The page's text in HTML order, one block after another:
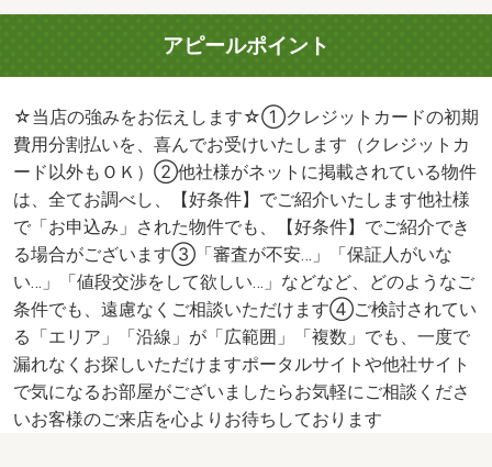
アピールポイント
☆当店の強みをお伝えします☆①クレジットカードの初期
費用分割払いを、喜んでお受けいたします（クレジットカ
ード以外もＯＫ）②他社様がネットに掲載されている物件
は、全てお調べし、【好条件】でご紹介いたします他社様
で「お申込み」された物件でも、【好条件】でご紹介でき
る場合がございます③「審査が不安…」「保証人がいな
い…」「値段交渉をして欲しい…」などなど、どのようなご
条件でも、遠慮なくご相談いただけます④ご検討されてい
る「エリア」「沿線」が「広範囲」「複数」でも、一度で
漏れなくお探しいただけますポータルサイトや他社サイト
で気になるお部屋がございましたらお気軽にご相談くださ
いお客様のご来店を心よりお待ちしております